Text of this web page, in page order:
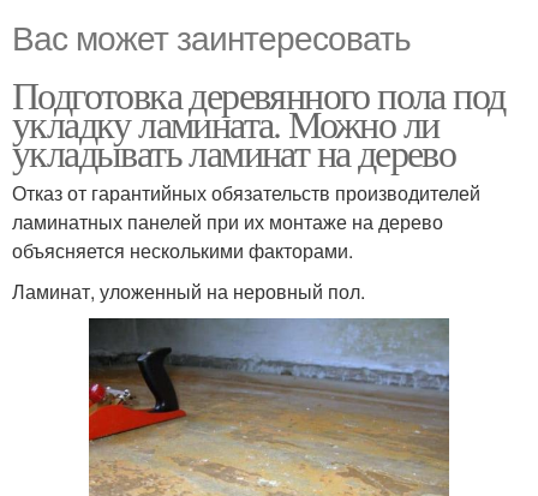
Вас может заинтересовать
Подготовка деревянного пола под
укладку ламината. Можно ли
укладывать ламинат на дерево
Отказ от гарантийных обязательств производителей
ламинатных панелей при их монтаже на дерево
объясняется несколькими факторами.
Ламинат, уложенный на неровный пол.